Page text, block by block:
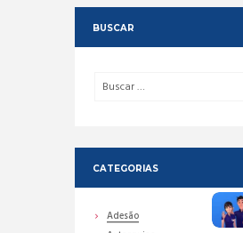
BUSCAR
CATEGORIAS
Adesão